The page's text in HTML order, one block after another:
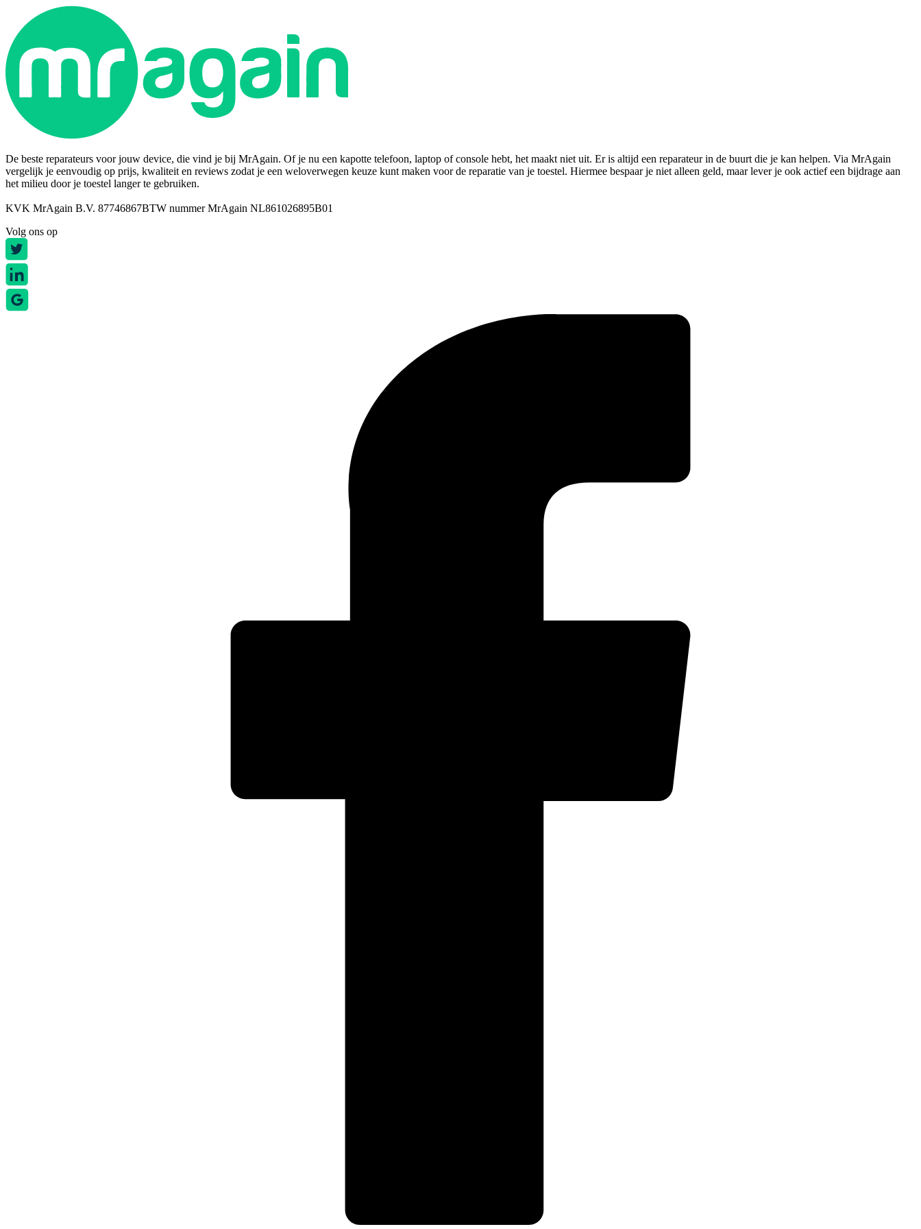
De beste reparateurs voor jouw device, die vind je bij MrAgain. Of je nu een kapotte telefoon, laptop of console hebt, het maakt niet uit. Er is altijd een reparateur in de buurt die je kan helpen. Via MrAgain
vergelijk je eenvoudig op prijs, kwaliteit en reviews zodat je een weloverwegen keuze kunt maken voor de reparatie van je toestel. Hiermee bespaar je niet alleen geld, maar lever je ook actief een bijdrage aan
het milieu door je toestel langer te gebruiken.
KVK MrAgain B.V. 87746867BTW nummer MrAgain NL861026895B01
Volg ons op